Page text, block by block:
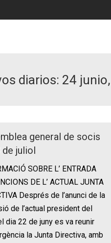
diarios: 24
general de socis
de juliol
SOBRE L’ ENTRADA
DE L’ ACTUAL JUNTA
Després de l’anunci de la
de l’actual president del
dia 22 de juny es va reunir
la Junta Directiva, amb